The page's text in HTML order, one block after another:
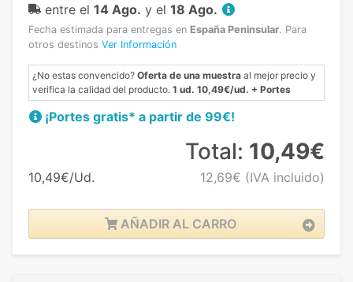
entre el 14 Ago. y el 18 Ago.
Fecha estimada para entregas en España Peninsular. Para
otros destinos Ver Información
¿No estas convencido? Oferta de una muestra al mejor precio y
verifica la calidad del producto. 1 ud. 10,49€/ud. + Portes
¡Portes gratis* a partir de 99€!
10,49€/Ud.
Total: 10,49€
12,69€ (IVA incluido)
AÑADIR AL CARRO